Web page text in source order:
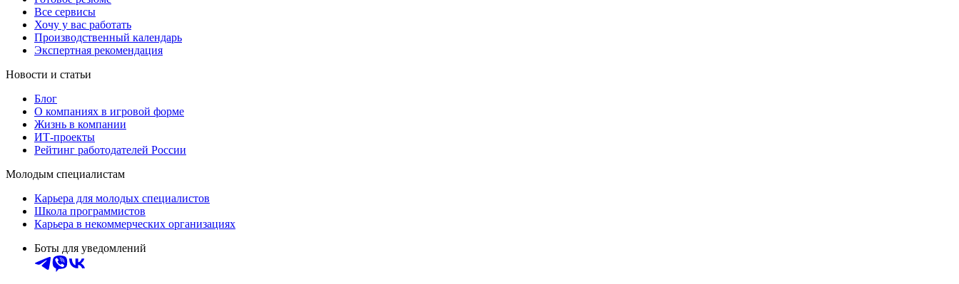
Все сервисы
Хочу у вас работать
Производственный календарь
Экспертная рекомендация
Новости и статьи
Блог
О компаниях в игровой форме
Жизнь в компании
ИТ-проекты
Рейтинг работодателей России
Молодым специалистам
Карьера для молодых специалистов
Школа программистов
Карьера в некоммерческих организациях
Боты для уведомлений